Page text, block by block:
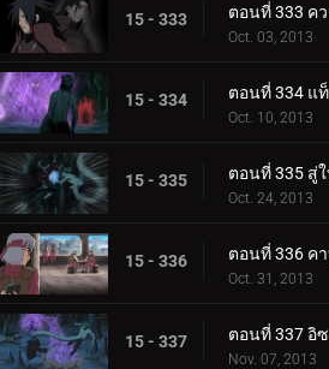
15 - 333 ตอนที่ 333 ค
Oct. 03, 2013
15 - 334 ตอนที่ 334 แ
Oct. 10, 2013
15 - 335 ตอนที่ 335 สู่
Oct. 24, 2013
15 - 336 ตอนที่ 336 ค
Oct. 31, 2013
15 - 337 ตอนที่ 337 อิ
Nov. 07, 2013